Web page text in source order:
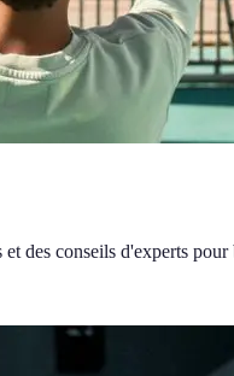
des conseils d'experts